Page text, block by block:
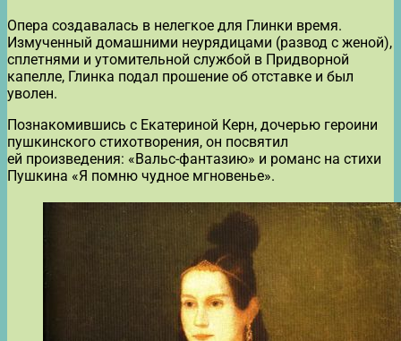
Опера создавалась в нелегкое для Глинки время.
Измученный домашними неурядицами (развод с женой),
сплетнями и утомительной службой в Придворной
капелле, Глинка подал прошение об отставке и был
уволен.
Познакомившись с Екатериной Керн, дочерью героини
пушкинского стихотворения, он посвятил
ей произведения: «Вальс-фантазию» и романс на стихи
Пушкина «Я помню чудное мгновенье».